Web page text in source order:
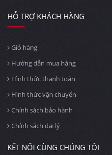
HỖ TRỢ KHÁCH HÀNG
Giỏ hàng
Hướng dẫn mua hàng
Hình thức thanh toán
Hình thức vận chuyển
Chính sách bảo hành
Chính sách đại lý
KẾT NỐI CÙNG CHÚNG TÔI